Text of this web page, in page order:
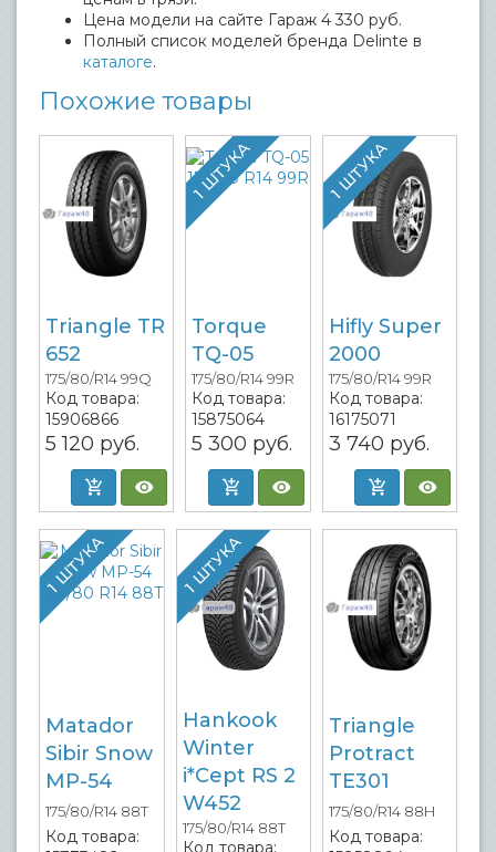
Цена модели на сайте Гараж 4 330 руб.
Полный список моделей бренда Delinte в
каталоге.
Похожие товары
Triangle TR
652
175/80/R14 99Q
Код товара:
15906866
5 120 руб.
1 ШТУКА
Torque
TQ-05
175/80/R14 99R
Код товара:
15875064
5 300 руб.
1 ШТУКА
Hifly Super
2000
175/80/R14 99R
Код товара:
16175071
3 740 руб.
1 ШТУКА
Matador
Sibir Snow
MP-54
175/80/R14 88T
Код товара:
1 ШТУКА
Hankook
Winter
i*Cept RS 2
W452
175/80/R14 88T
Код товара:
Triangle
Protract
TE301
175/80/R14 88H
Код товара: